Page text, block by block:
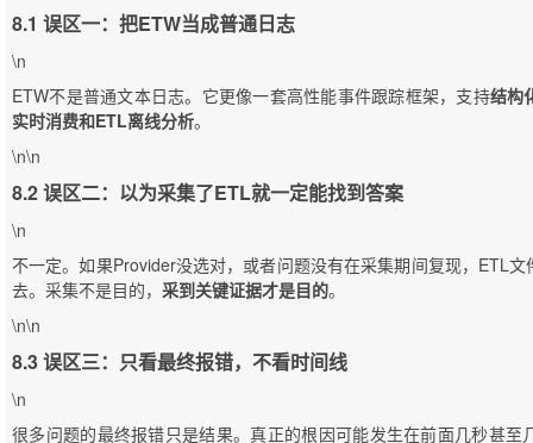
8.1 误区一：把ETW当成普通日志
\n
ETW不是普通文本日志。它更像一套高性能事件跟踪框架，支持结构
实时消费和ETL离线分析。
\n\n
8.2 误区二：以为采集了ETL就一定能找到答案
\n
不一定。如果Provider没选对，或者问题没有在采集期间复现，ETL
去。采集不是目的， 采到关键证据才是目的。
\n\n
8.3 误区三：只看最终报错，不看时间线
\n
很多问题的最终报错只是结果。真正的根因可能发生在前面几秒甚至